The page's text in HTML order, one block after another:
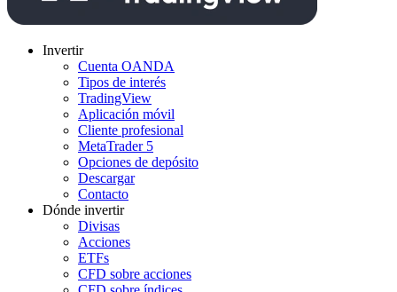
Invertir
Cuenta OANDA
Tipos de interés
TradingView
Aplicación móvil
Cliente profesional
MetaTrader 5
Opciones de depósito
Descargar
Contacto
Dónde invertir
Divisas
Acciones
ETFs
CFD sobre acciones